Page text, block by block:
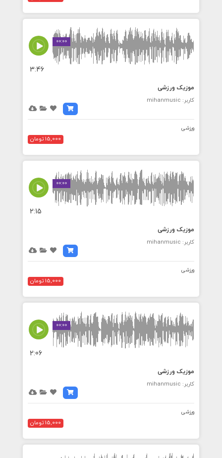
00:00
3:46
موزیک ورزشی
کاربر: mihanmusic
ورزشی
15,000 تومان
00:00
2:15
موزیک ورزشی
کاربر: mihanmusic
ورزشی
15,000 تومان
00:00
2:06
موزیک ورزشی
کاربر: mihanmusic
ورزشی
15,000 تومان